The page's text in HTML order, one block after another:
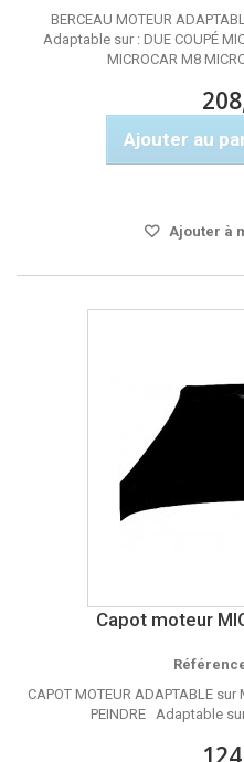
BERCEAU MOTEUR
Adaptable sur : DUE COUPÉ
MICROCAR M8
Ajouter au
Ajouter à
Capot moteur
CAPOT MOTEUR ADAPTABLE
PEINDRE Adaptable